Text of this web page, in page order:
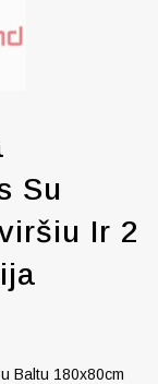
Su
Ir 2
Baltu 180x80cm